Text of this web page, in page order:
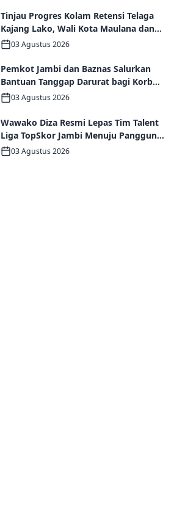
Tinjau Progres Kolam Retensi Telaga
Kajang Lako, Wali Kota Maulana dan
Komisi V DPR RI Optimistis Kota Jambi
03 Agustus 2026
Pemkot Jambi dan Baznas Salurkan
Bantuan Tanggap Darurat bagi Korban
Kebakaran Asrama Polda Jambi
03 Agustus 2026
Wawako Diza Resmi Lepas Tim Talent
Liga TopSkor Jambi Menuju Panggung
Nasional
03 Agustus 2026